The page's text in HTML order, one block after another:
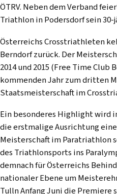
ÖTRV. Neben dem Verband
Triathlon in Podersdorf sein
Österreichs Crosstriathleten
Berndorf zurück. Der
2014 und 2015 (Free Time
kommenden Jahr zum dritten
Staatsmeisterschaft im
Ein besonderes Highlight wird
die erstmalige Ausrichtung
Meisterschaft im Paratriathlon
des Triathlonsports ins
demnach für Österreichs
nationaler Ebene um
Tulln Anfang Juni die Premiere